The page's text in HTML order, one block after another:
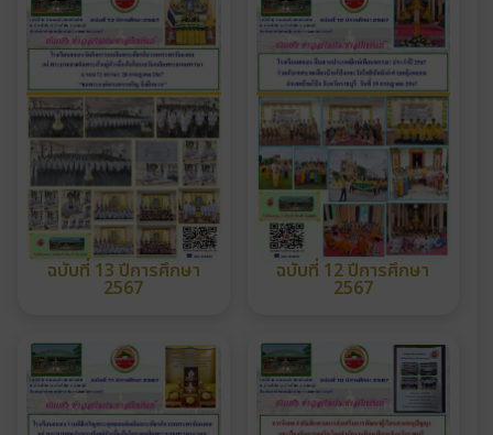
ฉบับที่ 13 ปีการศึกษา
2567
ฉบับที่ 12 ปีการศึกษา
2567